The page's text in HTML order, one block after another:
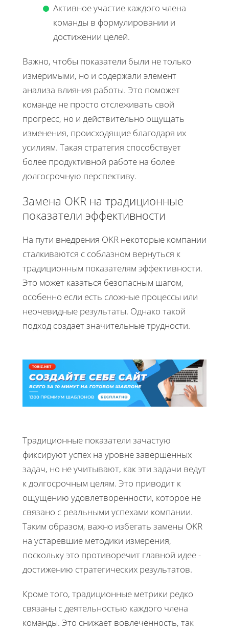
Активное участие каждого члена
команды в формулировании и
достижении целей.
Важно, чтобы показатели были не только
измеримыми, но и содержали элемент
анализа влияния работы. Это поможет
команде не просто отслеживать свой
прогресс, но и действительно ощущать
изменения, происходящие благодаря их
усилиям. Такая стратегия способствует
более продуктивной работе на более
долгосрочную перспективу.
Замена OKR на традиционные
показатели эффективности
На пути внедрения OKR некоторые компании
сталкиваются с соблазном вернуться к
традиционным показателям эффективности.
Это может казаться безопасным шагом,
особенно если есть сложные процессы или
неочевидные результаты. Однако такой
подход создает значительные трудности.
Традиционные показатели зачастую
фиксируют успех на уровне завершенных
задач, но не учитывают, как эти задачи ведут
к долгосрочным целям. Это приводит к
ощущению удовлетворенности, которое не
связано с реальными успехами компании.
Таким образом, важно избегать замены OKR
на устаревшие методики измерения,
поскольку это противоречит главной идее -
достижению стратегических результатов.
Кроме того, традиционные метрики редко
связаны с деятельностью каждого члена
команды. Это снижает вовлеченность, так